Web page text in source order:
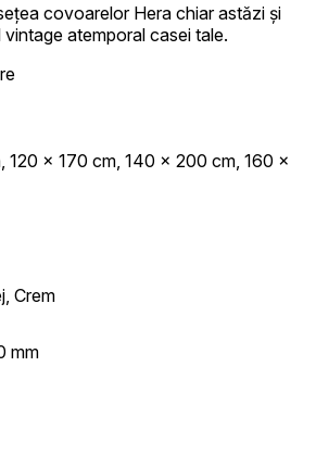
covoarelor Hera chiar astăzi și
atemporal casei tale.
120 x 170 cm, 140 x 200 cm, 160 x
Crem
mm